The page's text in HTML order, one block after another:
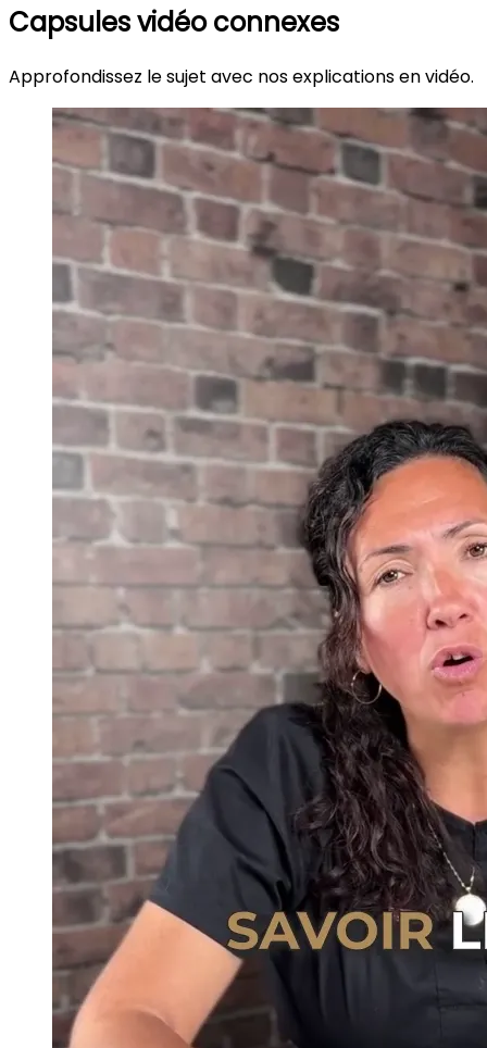
Capsules vidéo connexes
Approfondissez le sujet avec nos explications en vidéo.